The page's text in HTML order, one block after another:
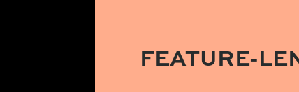
FEATURE-